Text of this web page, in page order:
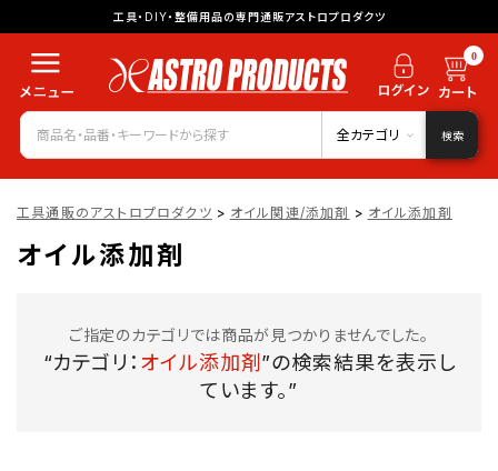
工具・DIY・整備用品の専門通販アストロプロダクツ
0
全カテゴリ 検索
工具通販のアストロプロダクツ > オイル関連/添加剤 > オイル添加剤
オイル添加剤
ご指定のカテゴリでは商品が見つかりませんでした。
“カテゴリ： オイル添加剤 ”の検索結果を表示し
ています。”